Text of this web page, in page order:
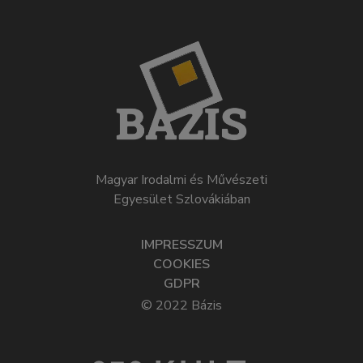
Magyar Irodalmi és Művészeti
Egyesület Szlovákiában
IMPRESSZUM
COOKIES
GDPR
© 2022 Bázis